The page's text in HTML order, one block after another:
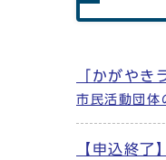
メイン
「かがや
市民活動団体
【申込終了